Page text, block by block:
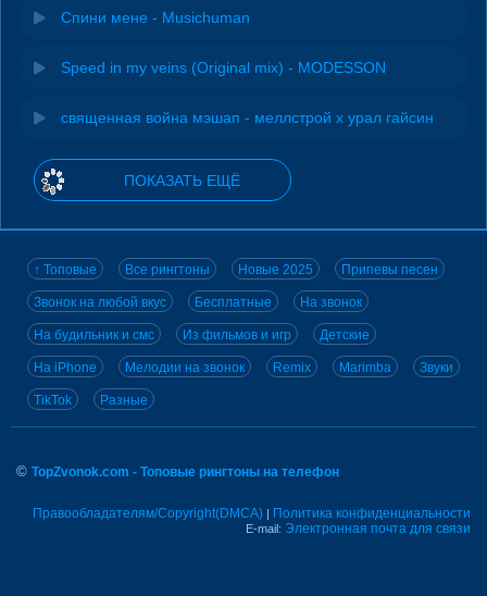
Спини мене - Musichuman
Speed in my veins (Original mix) - MODESSON
священная война мэшап - меллстрой х урал гайсин
ПОКАЗАТЬ ЕЩЁ
↑ Топовые Все рингтоны Новые 2025 Припевы песен
Звонок на любой вкус Бесплатные На звонок
На будильник и смс Из фильмов и игр Детские
На iPhone Мелодии на звонок Remix Marimba Звуки
TikTok Разные
© TopZvonok.com - Топовые рингтоны на телефон
Правообладателям/Copyright(DMCA) | Политика конфиденциальности
E-mail: Электронная почта для связи